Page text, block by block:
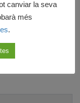
Next post
fer el teu CV
i tinguis
canviar la seva
més
.